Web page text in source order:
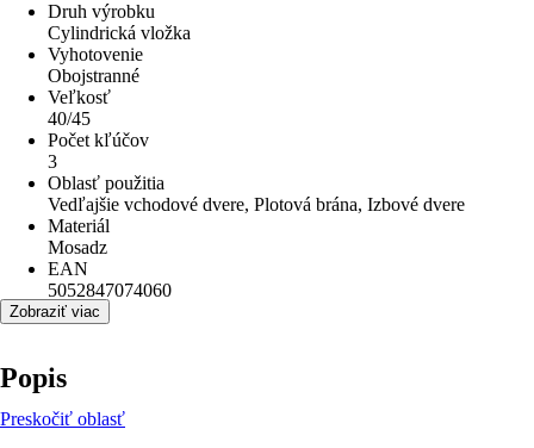
Druh výrobku
Cylindrická vložka
Vyhotovenie
Obojstranné
Veľkosť
40/45
Počet kľúčov
3
Oblasť použitia
Vedľajšie vchodové dvere, Plotová brána, Izbové dvere
Materiál
Mosadz
EAN
5052847074060
Zobraziť viac
Popis
Preskočiť oblasť